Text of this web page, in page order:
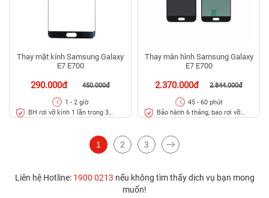
Thay mặt kính Samsung Galaxy
E7 E700
290.000đ 450.000đ
1 - 2 giờ
BH rơi vỡ kính 1 lần trong 3
Thay màn hình Samsung Galaxy
E7 E700
2.370.000đ 2.844.000đ
45 - 60 phút
Bảo hành 6 tháng, bao rơi vỡ
1 2 3
Liên hệ Hotline: 1900 0213 nếu không tìm thấy dịch vụ bạn mong
muốn!